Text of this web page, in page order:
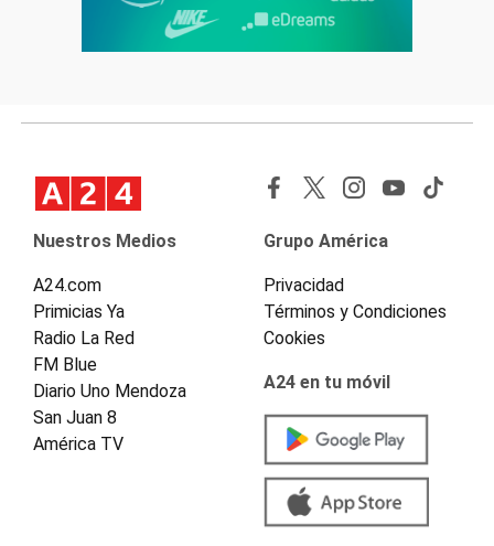
Nuestros Medios
A24.com
Primicias Ya
Radio La Red
FM Blue
Diario Uno Mendoza
San Juan 8
América TV
Grupo América
Privacidad
Términos y Condiciones
Cookies
A24 en tu móvil